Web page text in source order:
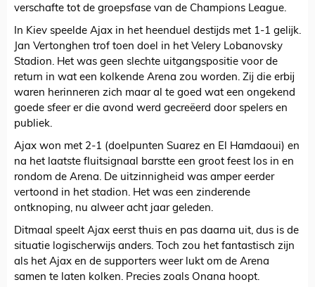
verschafte tot de groepsfase van de Champions League.
In Kiev speelde Ajax in het heenduel destijds met 1-1 gelijk.
Jan Vertonghen trof toen doel in het Velery Lobanovsky
Stadion. Het was geen slechte uitgangspositie voor de
return in wat een kolkende Arena zou worden. Zij die erbij
waren herinneren zich maar al te goed wat een ongekend
goede sfeer er die avond werd gecreëerd door spelers en
publiek.
Ajax won met 2-1 (doelpunten Suarez en El Hamdaoui) en
na het laatste fluitsignaal barstte een groot feest los in en
rondom de Arena. De uitzinnigheid was amper eerder
vertoond in het stadion. Het was een zinderende
ontknoping, nu alweer acht jaar geleden.
Ditmaal speelt Ajax eerst thuis en pas daarna uit, dus is de
situatie logischerwijs anders. Toch zou het fantastisch zijn
als het Ajax en de supporters weer lukt om de Arena
samen te laten kolken. Precies zoals Onana hoopt.